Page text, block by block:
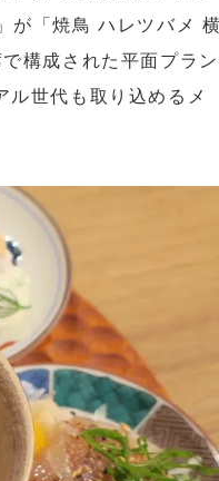
が「焼鳥 ハレツバメ
構成された平面プラン
ル世代も取り込めるメ